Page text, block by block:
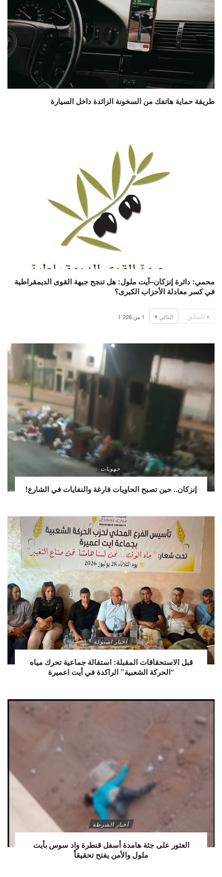
طريقة حماية هاتفك من السخونة الزائدة داخل السيارة
محمي: دائرة إنزكان–آيت ملول: هل تنجح جبهة القوى الديمقراطية
في كسر معادلة الأحزاب الكبرى؟
السابق التالي 1 من 1٬226
جهويات
إنزكان.. حين تصبح الحاويات فارغة والنفايات في الشارع!
أخبار اشتوكة
قبل الاستحقاقات المقبلة: استقالة جماعية تحرك مياه
“الحركة الشعبية” الراكدة في أيت اعميرة
أخبار الشرطة
العثور على جثة هامدة أسفل قنطرة واد سوس بأيت
ملول والأمن يفتح تحقيقاً